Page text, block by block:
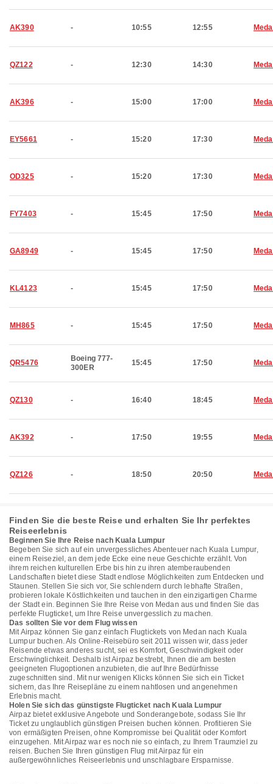
AK390 - 10:55 12:55
QZ122 - 12:30 14:30
AK396 - 15:00 17:00
EY5661 - 15:20 17:30
OD325 - 15:20 17:30
FY7403 - 15:45 17:50
GA8949 - 15:45 17:50
KL4123 - 15:45 17:50
MH865 - 15:45 17:50
QR5476
Boeing 777-
300ER
15:45 17:50
QZ130 - 16:40 18:45
AK392 - 17:50 19:55
QZ126 - 18:50 20:50
Finden Sie die beste Reise und erhalten Sie Ihr perfektes
Reiseerlebnis
Beginnen Sie Ihre Reise nach Kuala Lumpur
Begeben Sie sich auf ein unvergessliches Abenteuer nach Kuala Lumpur,
einem Reiseziel, an dem jede Ecke eine neue Geschichte erzählt. Von
ihrem reichen kulturellen Erbe bis hin zu ihren atemberaubenden
Landschaften bietet diese Stadt endlose Möglichkeiten zum Entdecken und
Staunen. Stellen Sie sich vor, Sie schlendern durch lebhafte Straßen,
probieren lokale Köstlichkeiten und tauchen in den einzigartigen Charme
der Stadt ein. Beginnen Sie Ihre Reise von Medan aus und finden Sie das
perfekte Flugticket, um Ihre Reise unvergesslich zu machen.
Das sollten Sie vor dem Flug wissen
Mit Airpaz können Sie ganz einfach Flugtickets von Medan nach Kuala
Lumpur buchen. Als Online-Reisebüro seit 2011 wissen wir, dass jeder
Reisende etwas anderes sucht, sei es Komfort, Geschwindigkeit oder
Erschwinglichkeit. Deshalb ist Airpaz bestrebt, Ihnen die am besten
geeigneten Flugoptionen anzubieten, die auf Ihre Bedürfnisse
zugeschnitten sind. Mit nur wenigen Klicks können Sie sich ein Ticket
sichern, das Ihre Reisepläne zu einem nahtlosen und angenehmen
Erlebnis macht.
Holen Sie sich das günstigste Flugticket nach Kuala Lumpur
Airpaz bietet exklusive Angebote und Sonderangebote, sodass Sie Ihr
Ticket zu unglaublich günstigen Preisen buchen können. Profitieren Sie
von ermäßigten Preisen, ohne Kompromisse bei Qualität oder Komfort
einzugehen. Mit Airpaz war es noch nie so einfach, zu Ihrem Traumziel zu
reisen. Buchen Sie Ihren günstigen Flug mit Airpaz für ein
außergewöhnliches Reiseerlebnis und unschlagbare Ersparnisse.